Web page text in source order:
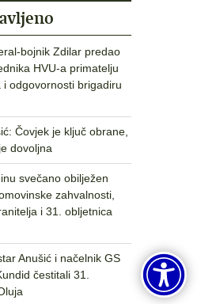
bojnik Zdilar predao
HVU-a primatelju
i odgovornosti brigadiru
Čovjek je ključ obrane,
dovoljna
svečano obilježen
zahvalnosti,
i 31. obljetnica
Anušić i načelnik GS
čestitali 31.